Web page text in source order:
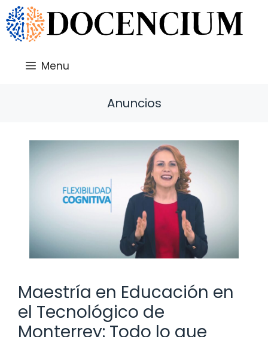
Saltar
al
contenido
Menu
Anuncios
Maestría en Educación en
el Tecnológico de
Monterrey: Todo lo que